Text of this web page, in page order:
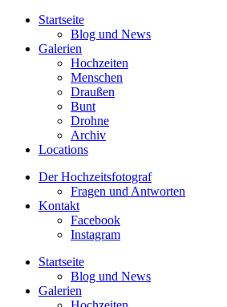
Startseite
Blog und News
Galerien
Hochzeiten
Menschen
Draußen
Bunt
Drohne
Archiv
Locations
Der Hochzeitsfotograf
Fragen und Antworten
Kontakt
Facebook
Instagram
Startseite
Blog und News
Galerien